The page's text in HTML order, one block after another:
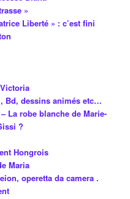
»
Liberté » : c’est fini
Bd, dessins animés etc…
La robe blanche de Marie-
?
Hongrois
Maria
operetta da camera .